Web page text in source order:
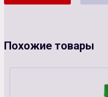
Похожие товары